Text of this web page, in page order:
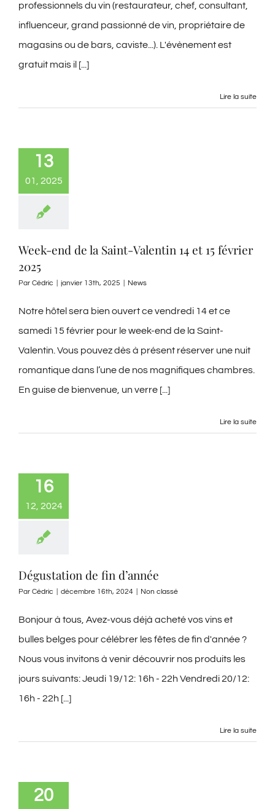
professionnels du vin (restaurateur, chef, consultant,
influenceur, grand passionné de vin, propriétaire de
magasins ou de bars, caviste...). L'évènement est
gratuit mais il [...]
Lire la suite
13
01, 2025
Week-end de la Saint-Valentin 14 et 15 février
2025
Par Cédric janvier 13th, 2025 News
Notre hôtel sera bien ouvert ce vendredi 14 et ce
samedi 15 février pour le week-end de la Saint-
Valentin. Vous pouvez dès à présent réserver une nuit
romantique dans l’une de nos magnifiques chambres.
En guise de bienvenue, un verre [...]
Lire la suite
16
12, 2024
Dégustation de fin d’année
Par Cédric décembre 16th, 2024 Non classé
Bonjour à tous, Avez-vous déjà acheté vos vins et
bulles belges pour célébrer les fêtes de fin d'année ?
Nous vous invitons à venir découvrir nos produits les
jours suivants: Jeudi 19/12: 16h - 22h Vendredi 20/12:
16h - 22h [...]
Lire la suite
20